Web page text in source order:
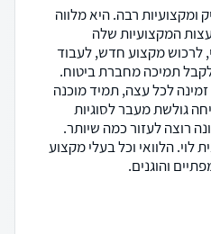
ומקצועיות רבה. היא מלווה
המקצועיות שלה
לרכוש מקצוע חדש, לעבוד
תמיכה מחברת ביטוח.
לכל עצה, תמיד מוכנה
גולשת מעבר לסוגיות
רוצה לעזור כמה שיותר.
לוי. הלוואי וכל בעלי מקצוע
והוגנים.